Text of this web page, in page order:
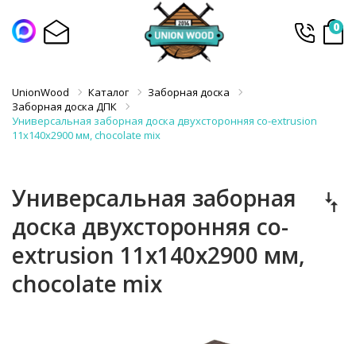
0
UnionWood Каталог
Заборная доска
Заборная доска ДПК
Универсальная заборная доска двухсторонняя co-extrusion
11х140х2900 мм, chocolate mix
Универсальная заборная
доска двухсторонняя co-
extrusion 11х140х2900 мм,
chocolate mix